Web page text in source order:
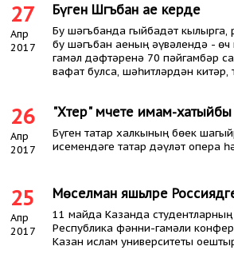
27
Апр
2017
Бүген Шәгъбан ае керде
Бу шәгъбанда гыйбадәт кылырга,
бу шәгъбан аеның әүвәлендә -
гамәл дәфтәренә 70 пәйгамбәр
вафат булса, шәһитләрдән китәр,
26
Апр
2017
"Хәтер" мәчете имам-хатыйбы
Бүген татар халкының бөек
исемендәге татар дәүләт опера
25
Апр
2017
Мөселман яшьләре
11 майда Казанда
Республика фәнни-гамәли
Казан ислам университеты